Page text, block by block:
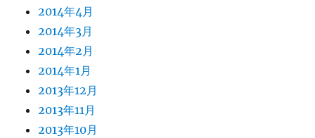
2014年4月
2014年3月
2014年2月
2014年1月
2013年12月
2013年11月
2013年10月